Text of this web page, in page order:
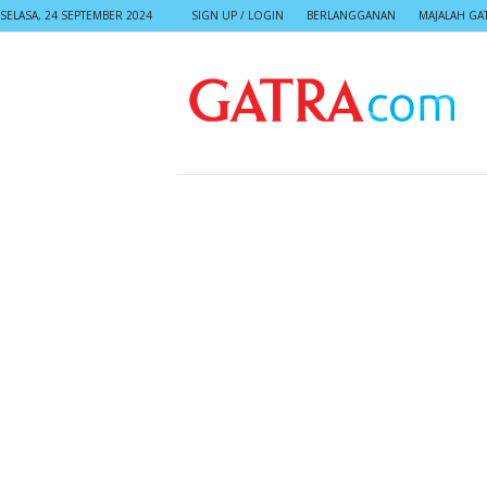
SELASA, 24 SEPTEMBER 2024 SIGN UP / LOGIN BERLANGGANAN MAJALAH